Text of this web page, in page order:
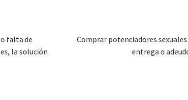
falta de
la solución
Comprar potenciadores
entrega o